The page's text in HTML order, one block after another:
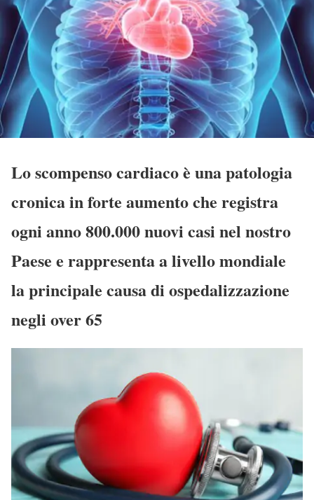
Lo scompenso cardiaco è una patologia
cronica in forte aumento che registra
ogni anno 800.000 nuovi casi nel nostro
Paese e rappresenta a livello mondiale
la principale causa di ospedalizzazione
negli over 65